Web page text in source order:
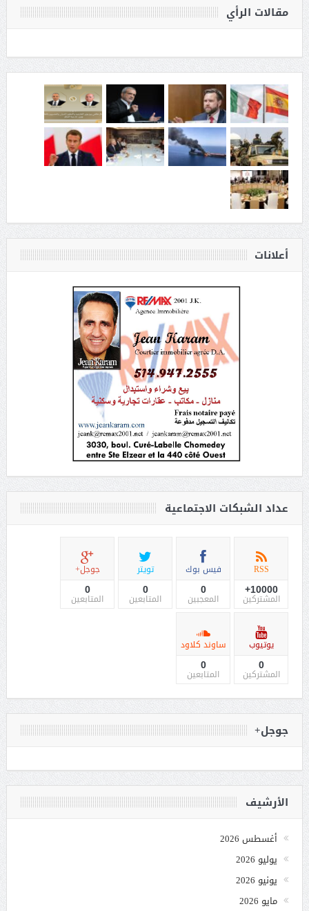
مقالات الرأي
أعلانات
عداد الشبكات الاجتماعية
RSS
10000+
المشتركين
فيس بوك
0
المعجبين
تويتر
0
المتابعين
جوجل+
0
المتابعين
يوتيوب
0
المشتركين
ساوند كلاود
0
المتابعين
جوجل+
الأرشيف
أغسطس 2026
يوليو 2026
يونيو 2026
مايو 2026